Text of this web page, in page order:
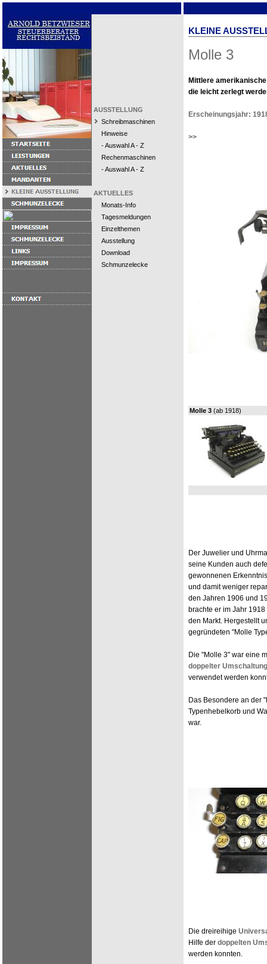
AUSSTELLUNG
Schreibmaschinen
Hinweise
- Auswahl A - Z
Rechenmaschinen
- Auswahl A - Z
AKTUELLES
Monats-Info
Tagesmeldungen
Einzelthemen
Ausstellung
Download
Schmunzelecke
KLEINE
Molle 3
Mittlere
die leicht zerlegt
Erscheinungsjahr:
>>
Molle 3 (ab 1918)
Der Juwelier und
seine Kunden auch
gewonnenen
und damit weniger
den Jahren 1906 und
brachte er im Jahr
den Markt. Hergestellt
gegründeten "Molle
Die "Molle 3" war eine
doppelter
verwendet werden
Das Besondere an der
Typenhebelkorb und
war.
Die dreireihige
Hilfe der doppelten
werden konnten.